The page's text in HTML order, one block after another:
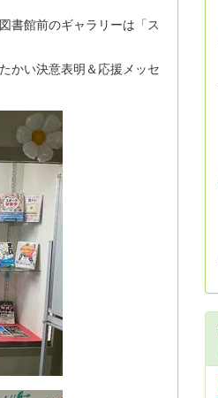
書館前のギャラリーは「ス
かい決意表明＆応援メッセ